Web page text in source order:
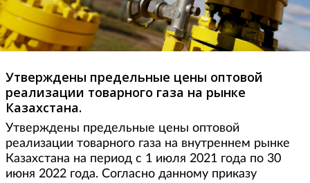
Утверждены предельные цены оптовой
реализации товарного газа на рынке
Казахстана.
Утверждены предельные цены оптовой
реализации товарного газа на внутреннем рынке
Казахстана на период с 1 июля 2021 года по 30
июня 2022 года. Согласно данному приказу